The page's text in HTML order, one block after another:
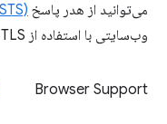
می‌توانید از هدر پاسخ
وب‌سایتی با استفاده از TLS بازدید کند و اجازه نمی‌دهد که برای مدت زمان مشخصی به HTTP ساده بازگردد.
Browser Support